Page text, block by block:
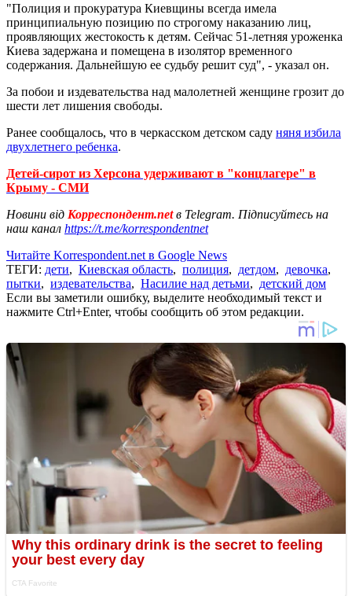
"Полиция и прокуратура Киевщины всегда имела
принципиальную позицию по строгому наказанию лиц,
проявляющих жестокость к детям. Сейчас 51-летняя уроженка
Киева задержана и помещена в изолятор временного
содержания. Дальнейшую ее судьбу решит суд", - указал он.
За побои и издевательства над малолетней женщине грозит до
шести лет лишения свободы.
Ранее сообщалось, что в черкасском детском саду няня избила
двухлетнего ребенка.
Детей-сирот из Херсона удерживают в "концлагере" в
Крыму - СМИ
Новини від Корреспондент.netв Telegram. Підписуйтесь на
наш канал https://t.me/korrespondentnet
Читайте Korrespondent.net в Google News
ТЕГИ: дети, Киевская область, полиция, детдом, девочка,
пытки, издевательства, Насилие над детьми, детский дом
Если вы заметили ошибку, выделите необходимый текст и
нажмите Ctrl+Enter, чтобы сообщить об этом редакции.